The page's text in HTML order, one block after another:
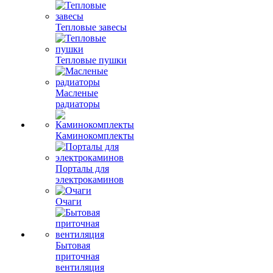
Тепловые завесы
Тепловые пушки
Масленые
радиаторы
Каминокомплекты
Порталы для
электрокаминов
Очаги
Бытовая
приточная
вентиляция